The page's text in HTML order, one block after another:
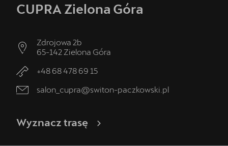
CUPRA Zielona Góra
Zdrojowa 2b
65-142 Zielona Góra
+48 68 478 69 15
salon_cupra@switon-paczkowski.pl
Wyznacz trasę